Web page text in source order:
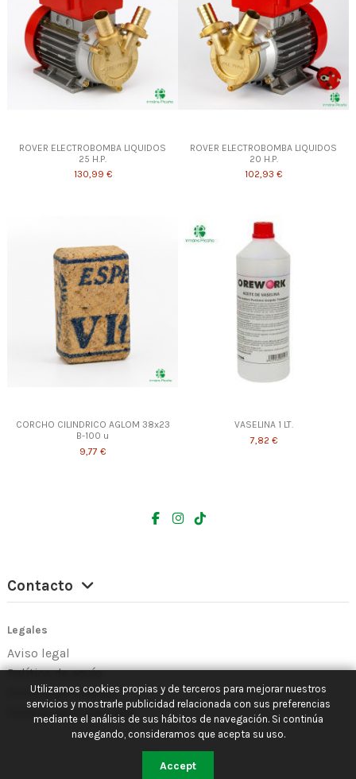
ROVER ELECTROBOMBA LIQUIDOS
25 H.P.
130,99 €
ROVER ELECTROBOMBA LIQUIDOS
20 H.P.
102,93 €
CORCHO CILINDRICO AGLOM 38x23
B-100 u
9,77 €
VASELINA 1 LT.
7,82 €
Contacto
Legales
Aviso legal
Política de envío
Política de Cookies
Política de Privacidad
Utilizamos cookies propias y de terceros para mejorar nuestros
servicios y mostrarle publicidad relacionada con sus preferencias
mediante el análisis de sus hábitos de navegación. Si continúa
navegando, consideramos que acepta su uso.
Accept